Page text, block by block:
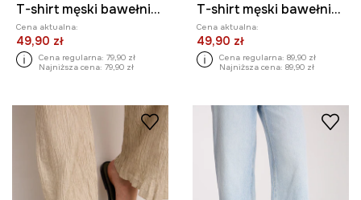
T-shirt męski bawełniany z haftem
Cena aktualna:
49,90 zł
Cena regularna: 79,90 zł
Najniższa cena: 79,90 zł
T-shirt męski bawełniany z elastanem
Cena aktualna:
49,90 zł
Cena regularna: 89,90 zł
Najniższa cena: 89,90 zł